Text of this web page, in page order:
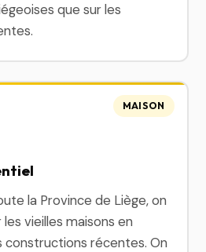
que sur les
la Province de Liège, on
vieilles maisons en
constructions récentes. On
MAISON